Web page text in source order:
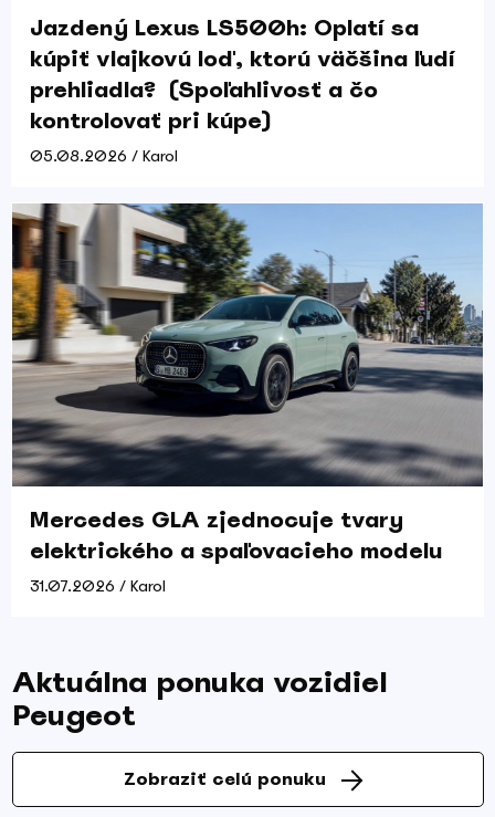
Jazdený Lexus LS500h: Oplatí sa
kúpiť vlajkovú loď, ktorú väčšina ľudí
prehliadla? (Spoľahlivosť a čo
kontrolovať pri kúpe)
05.08.2026 / Karol
Mercedes GLA zjednocuje tvary
elektrického a spaľovacieho modelu
31.07.2026 / Karol
Aktuálna ponuka vozidiel
Peugeot
Zobraziť celú ponuku